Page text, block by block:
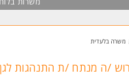
משרה בלעדית
/ה מנתח /ת התנהגות